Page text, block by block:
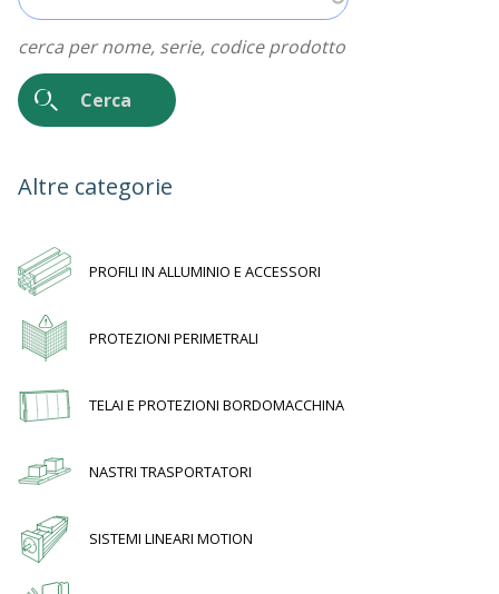
cerca per nome, serie, codice prodotto
Altre categorie
PROFILI IN ALLUMINIO E ACCESSORI
PROTEZIONI PERIMETRALI
TELAI E PROTEZIONI BORDOMACCHINA
NASTRI TRASPORTATORI
SISTEMI LINEARI MOTION